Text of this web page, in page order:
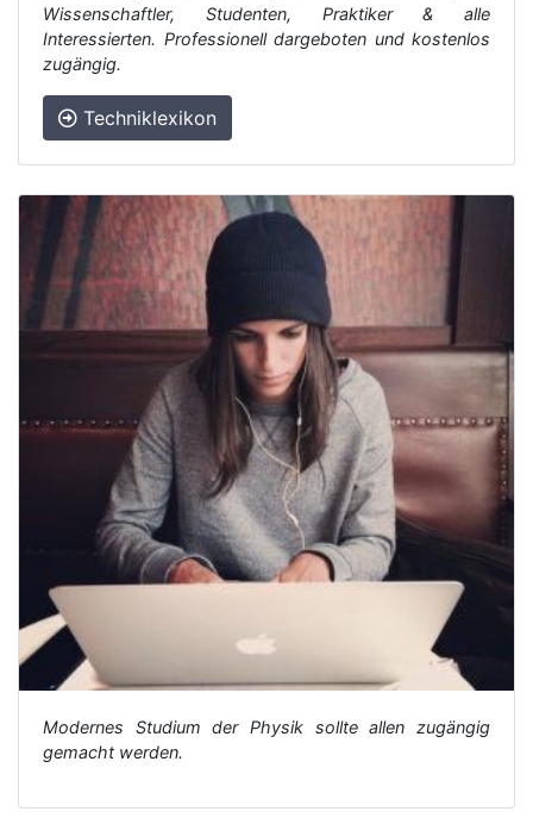
Wissenschaftler, Studenten, Praktiker & alle
Interessierten. Professionell dargeboten und kostenlos
zugängig.
Techniklexikon
Modernes Studium der Physik sollte allen zugängig
gemacht werden.